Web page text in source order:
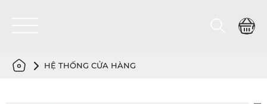
HỆ THỐNG CỬA HÀNG